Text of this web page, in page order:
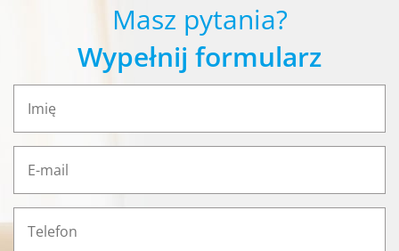
Masz pytania?
Wypełnij formularz